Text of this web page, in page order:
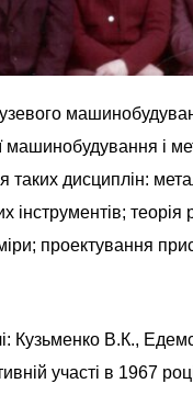
машинобудування і
дисциплін:
теорія
проектування
Кузьменко В.К.,
участі в 1967